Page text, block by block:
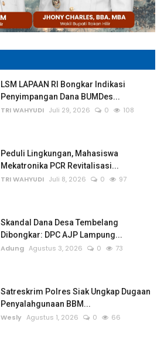
LSM LAPAAN RI Bongkar Indikasi
Penyimpangan Dana BUMDes...
TRI WAHYUDI Juli 29, 2026 0 108
Peduli Lingkungan, Mahasiswa
Mekatronika PCR Revitalisasi...
TRI WAHYUDI Juli 8, 2026 0 97
Skandal Dana Desa Tembelang
Dibongkar: DPC AJP Lampung...
Adung Agustus 3, 2026 0 73
Satreskrim Polres Siak Ungkap Dugaan
Penyalahgunaan BBM...
Wesly Agustus 1, 2026 0 66